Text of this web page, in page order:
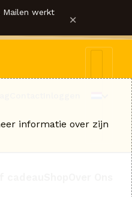
Mailen werkt ×
informatie over zijn